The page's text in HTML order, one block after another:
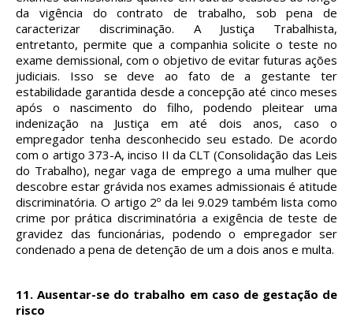
da vigência do contrato de trabalho, sob pena de
caracterizar discriminação. A Justiça Trabalhista,
entretanto, permite que a companhia solicite o teste no
exame demissional, com o objetivo de evitar futuras ações
judiciais. Isso se deve ao fato de a gestante ter
estabilidade garantida desde a concepção até cinco meses
após o nascimento do filho, podendo pleitear uma
indenização na Justiça em até dois anos, caso o
empregador tenha desconhecido seu estado. De acordo
com o artigo 373-A, inciso II da CLT (Consolidação das Leis
do Trabalho), negar vaga de emprego a uma mulher que
descobre estar grávida nos exames admissionais é atitude
discriminatória. O artigo 2º da lei 9.029 também lista como
crime por prática discriminatória a exigência de teste de
gravidez das funcionárias, podendo o empregador ser
condenado a pena de detenção de um a dois anos e multa.
11.Ausentar-se do trabalho em caso de gestação de
risco